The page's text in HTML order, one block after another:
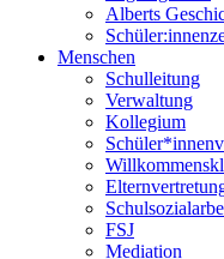
Alberts
Menschen
Schulleitung
Verwaltung
Kollegium
FSJ
Mediation